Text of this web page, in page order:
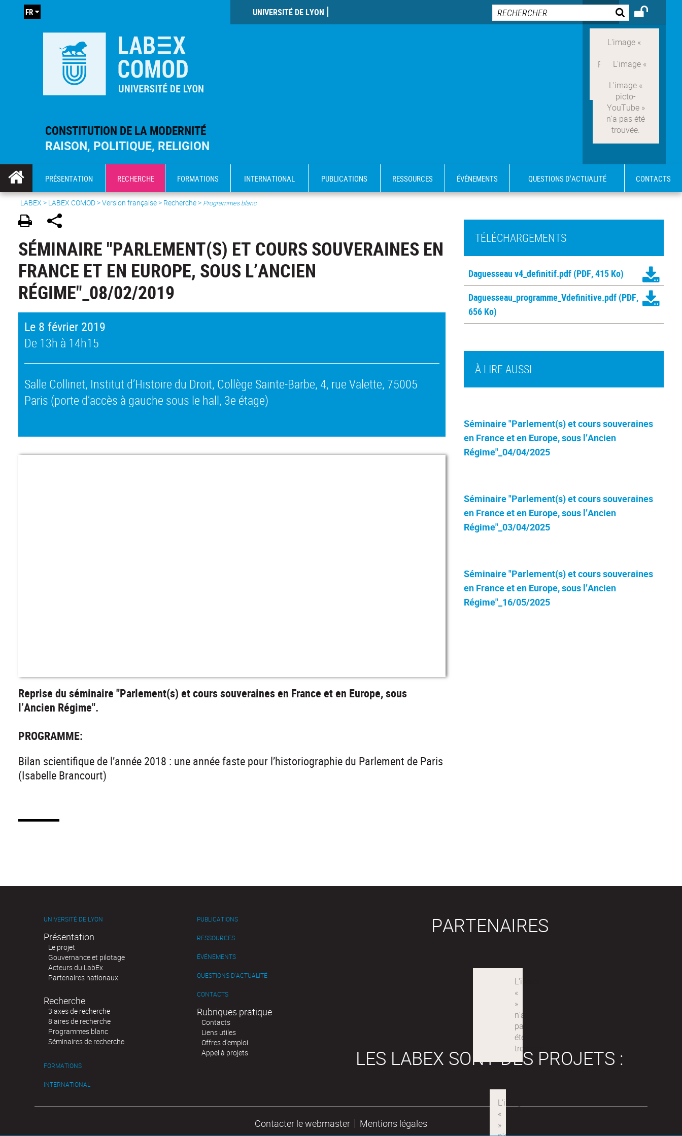
CONSTITUTION DE LA MODERNITÉ
RAISON, POLITIQUE, RELIGION
UNIVERSITÉ DE LYON
FR
PRÉSENTATION RECHERCHE FORMATIONS INTERNATIONAL PUBLICATIONS RESSOURCES ÉVÉNEMENTS QUESTIONS D'ACTUALITÉ CONTACTS
LABEX > LABEX COMOD>Version française> Recherche > Programmes blanc
SÉMINAIRE "PARLEMENT(S) ET COURS SOUVERAINES EN
FRANCE ET EN EUROPE, SOUS L’ANCIEN
RÉGIME"_08/02/2019
Le 8 février 2019
De 13h à 14h15
Salle Collinet, Institut d’Histoire du Droit, Collège Sainte-Barbe, 4, rue Valette, 75005
Paris (porte d’accès à gauche sous le hall, 3e étage)
Reprise du séminaire "Parlement(s) et cours souveraines en France et en Europe, sous
l’Ancien Régime".
PROGRAMME:
Bilan scientifique de l’année 2018 : une année faste pour l’historiographie du Parlement de Paris
(Isabelle Brancourt)
TÉLÉCHARGEMENTS
Daguesseau v4_definitif.pdf (PDF, 415 Ko)
Daguesseau_programme_Vdefinitive.pdf (PDF,
656 Ko)
À LIRE AUSSI
Séminaire "Parlement(s) et cours souveraines
en France et en Europe, sous l’Ancien
Régime"_04/04/2025
Séminaire "Parlement(s) et cours souveraines
en France et en Europe, sous l’Ancien
Régime"_03/04/2025
Séminaire "Parlement(s) et cours souveraines
en France et en Europe, sous l’Ancien
Régime"_16/05/2025
UNIVERSITÉ DE LYON
Présentation
Le projet
Gouvernance et pilotage
Acteurs du LabEx
Partenaires nationaux
Recherche
3 axes de recherche
8 aires de recherche
Programmes blanc
Séminaires de recherche
FORMATIONS
INTERNATIONAL
PUBLICATIONS
RESSOURCES
ÉVÉNEMENTS
QUESTIONS D'ACTUALITÉ
CONTACTS
Rubriques pratique
Contacts
Liens utiles
Offres d'emploi
Appel à projets
PARTENAIRES
LES LABEX SONT DES PROJETS :
Contacter le webmaster Mentions légales